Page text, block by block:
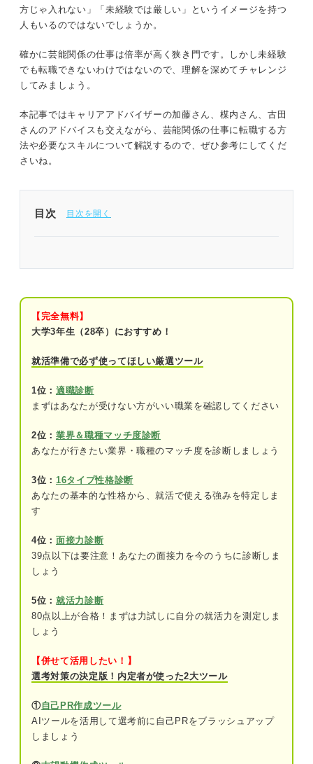
記事の該当箇所を見る
芸能関係の仕事は環境の変化についていく覚悟
が必要！
業界について知っておこう！ 芸能関係のおも
どっちを目指す？ 芸能関係のおもな仕事は2つ
に分類される
未経験から転職できる？ 芸能関係の仕事への
と併せてご確認ください。
方じゃ入れない」「未経験では厳しい」というイメージを持つ
人もいるのではないでしょうか。
確かに芸能関係の仕事は倍率が高く狭き門です。しかし未経験
でも転職できないわけではないので、理解を深めてチャレンジ
してみましょう。
本記事ではキャリアアドバイザーの加藤さん、楳内さん、古田
さんのアドバイスも交えながら、芸能関係の仕事に転職する方
法や必要なスキルについて解説するので、ぜひ参考にしてくだ
さいね。
目次
業界について知っておこう！ 芸能関係のおもな5つ
の業界
①テレビ番組制作業界
②音楽業界
⑤芸能プロダクション業界
どっちを目指す？ 芸能関係のおもな仕事は2つに分
類される
裏方の仕事
の仕方
求人に応募して裏方の仕事に就く
業界特化のエージェントに相談する
専門学校に入ってスキルを学ぶ
なスキル
【完全無料】
大学3年生（28卒）におすすめ！
就活準備で必ず使ってほしい厳選ツール
1位： 適職診断
まずはあなたが受けない方がいい職業を確認してください
2位： 業界＆職種マッチ度診断
あなたが行きたい業界・職種のマッチ度を診断しましょう
3位： 16タイプ性格診断
あなたの基本的な性格から、就活で使える強みを特定しま
す
4位： 面接力診断
39点以下は要注意！あなたの面接力を今のうちに診断しま
しょう
5位： 就活力診断
80点以上が合格！まずは力試しに自分の就活力を測定しま
しょう
【併せて活用したい！】
選考対策の決定版！内定者が使った2大ツール
①自己PR作成ツール
AIツールを活用して選考前に自己PRをブラッシュアップ
しましょう